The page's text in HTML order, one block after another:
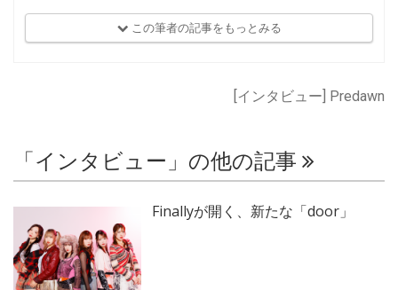
この筆者の記事をもっとみる
[インタビュー] Predawn
「インタビュー」の他の記事
Finallyが開く、新たな「door」